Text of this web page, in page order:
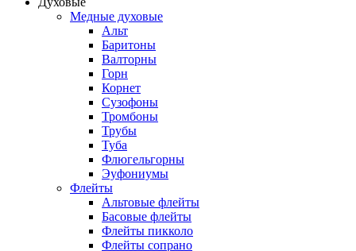
Медные духовые
Альт
Баритоны
Валторны
Горн
Корнет
Сузофоны
Тромбоны
Трубы
Туба
Флюгельгорны
Эуфониумы
Флейты
Альтовые флейты
Басовые флейты
Флейты пикколо
Флейты сопрано